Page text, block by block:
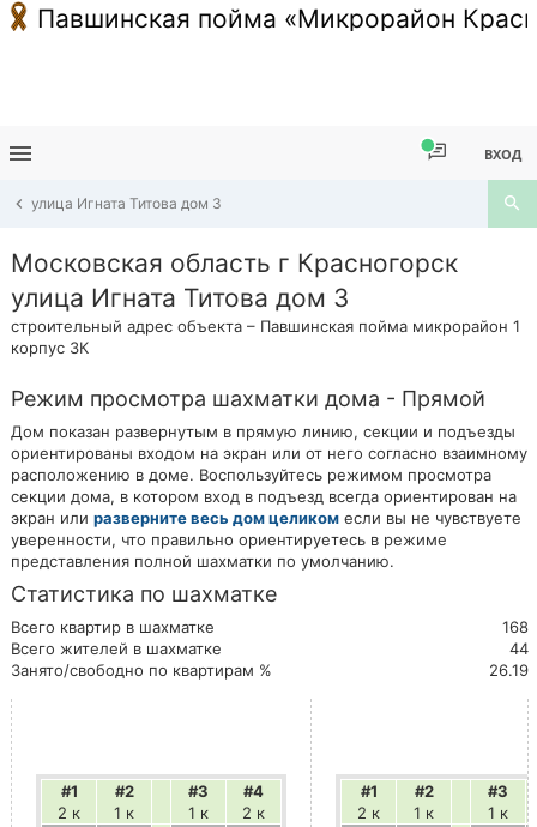
Павшинская пойма «Микрорайон
ВХОД
улица Игната Титова дом 3
Московская область г Красногорск
улица Игната Титова дом 3
строительный адрес объекта – Павшинская пойма микрорайон 1
корпус 3К
Режим просмотра шахматки дома - Прямой
Дом показан развернутым в прямую линию, секции и подъезды
ориентированы входом на экран или от него согласно взаимному
расположению в доме. Воспользуйтесь режимом просмотра
секции дома, в котором вход в подъезд всегда ориентирован на
экран или разверните весь дом целиком если вы не чувствуете
уверенности, что правильно ориентируетесь в режиме
представления полной шахматки по умолчанию.
Статистика по шахматке
168
Всего квартир в шахматке
44
Всего жителей в шахматке
26.19
Занято/свободно по квартирам %
#1
2 к
#2
1 к
#3
1 к
#4
2 к
#1
2 к
#2
1 к
#3
1 к